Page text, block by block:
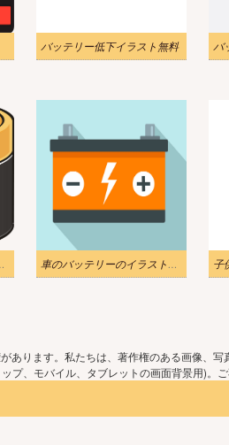
バッテリー低下イラスト無料
イラスト 車のバッテリーのイラスト無料 2 子
ります。私たちは、著作権のある画像、
、モバイル、タブレットの画面背景用)。